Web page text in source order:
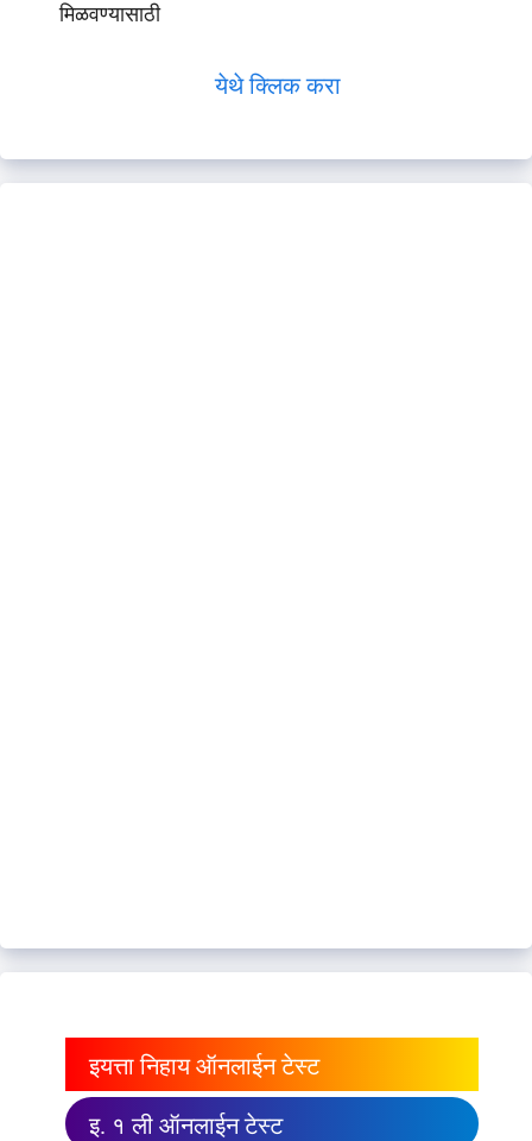
मिळवण्यासाठी
येथे क्लिक करा
इयत्ता निहाय ऑनलाईन टेस्ट
इ. १ ली ऑनलाईन टेस्ट